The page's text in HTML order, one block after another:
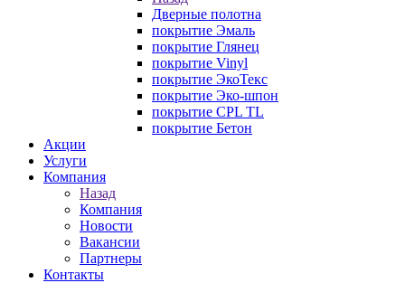
Дверные полотна
покрытие Эмаль
покрытие Глянец
покрытие Vinyl
покрытие ЭкоТекс
покрытие Эко-шпон
покрытие CPL TL
покрытие Бетон
Акции
Услуги
Компания
Назад
Компания
Новости
Вакансии
Партнеры
Контакты